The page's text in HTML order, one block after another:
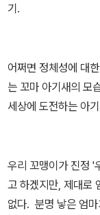
기.
어쩌면 정체성에 대
는 꼬마 아기새의 모
세상에 도전하는 아
우리 꼬맹이가 진정 '
고 하겠지만, 제대로
없다. 분명 낳은 엄